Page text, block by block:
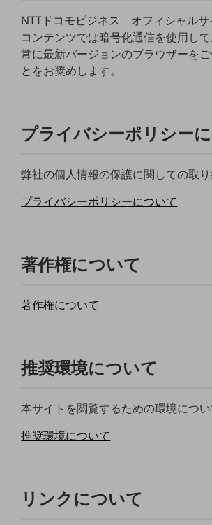
製造・建設業
小売業
キーワードで探す
モバイルTOP
製品
製品TOP
ビジネス向けスマートフォン
タフネススマートフォン
5G対応ホームルーター
通信モジュール製品
料金
料金TOP
ドコモBiz データ無制限 ドコモ MAX ドコモ
ケータイプラン
IoT向け回線料金
NTTドコモビジネス オフィシャルサ
コンテンツでは暗号化通信を使用して
常に最新バージョンのブラウザーを
とをお奨めします。
プライバシーポリシー
弊社の個人情報の保護に関しての取
プライバシーポリシーについて
著作権について
著作権について
推奨環境について
本サイトを閲覧するための環境につい
推奨環境について
リンクについて